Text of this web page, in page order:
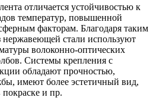
отличается устойчивостью к
температур, повышенной
факторам. Благодаря таким
нержавеющей стали используют
волоконно-оптических
Системы крепления с
обладают прочностью,
имеют более эстетичный вид,
и пр.